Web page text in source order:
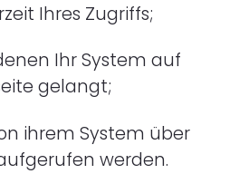
Ihres Zugriffs;
Ihr System auf
gelangt;
ihrem System über
werden.